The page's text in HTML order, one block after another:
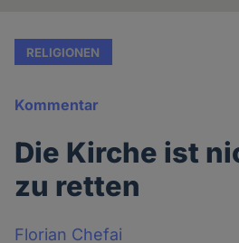
RELIGIONEN
Kommentar
Die Kirche ist
zu retten
Florian Chefai